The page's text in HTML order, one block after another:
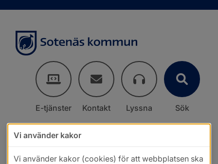
E-tjänster Kontakt Lyssna Sök
Vi använder kakor
Vi använder kakor (cookies) för att webbplatsen ska